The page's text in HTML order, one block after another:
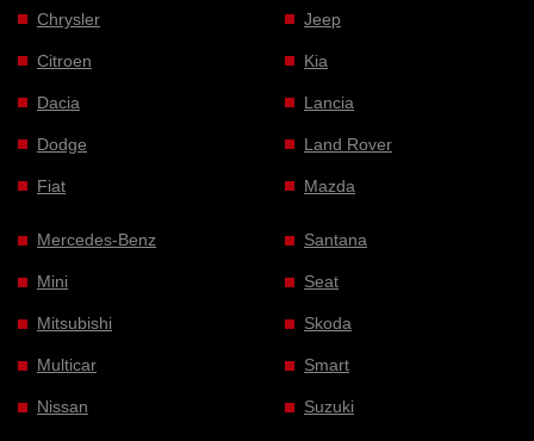
Chrysler
Citroen
Dacia
Dodge
Fiat
Jeep
Kia
Lancia
Land Rover
Mazda
Mercedes-Benz
Mini
Mitsubishi
Multicar
Nissan
Santana
Seat
Skoda
Smart
Suzuki